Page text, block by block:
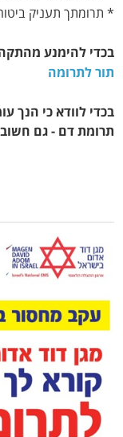
* תרומתך תעניק
בכדי להימנע
תור לתרומה
בכדי לוודא כי
תרומת דם - גם חשוב